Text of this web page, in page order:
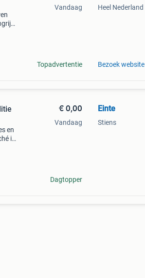
Vandaag
Topadvertentie
Heel Nederland
Bezoek website
en
in
€ 0,00
Vandaag
Dagtopper
Einte
Stiens